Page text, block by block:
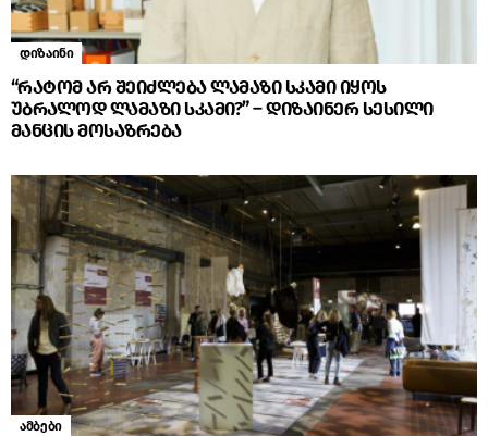
დიზაინი
“რატომ არ შეიძლება ლამაზი სკამი იყოს
უბრალოდ ლამაზი სკამი?” – დიზაინერ სესილი
მანცის მოსაზრება
ამბები